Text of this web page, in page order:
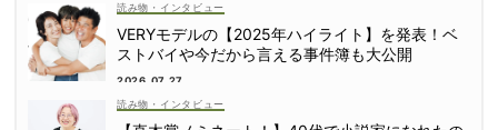
読み物・インタビュー
VERYモデルの【2025年ハイライト】を発表！ベ
ストバイや今だから言える事件簿も大公開
2026.07.27
読み物・インタビュー